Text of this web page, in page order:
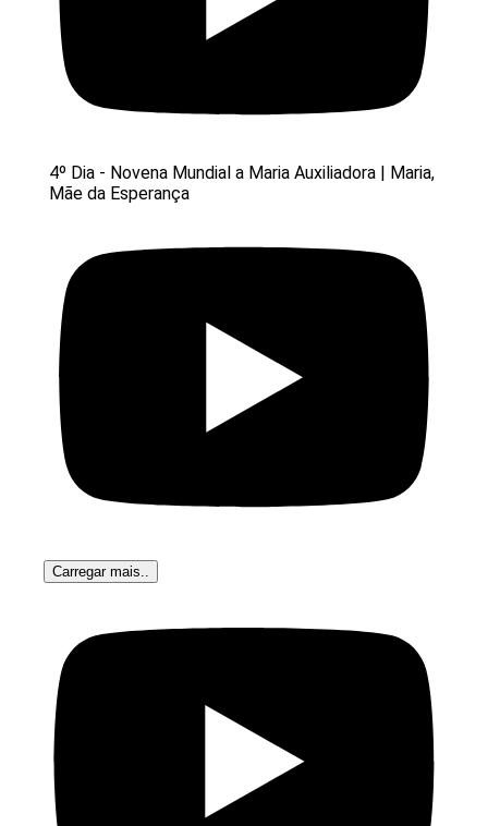
4º Dia - Novena Mundial a Maria Auxiliadora | Maria,
Mãe da Esperança
Carregar mais..